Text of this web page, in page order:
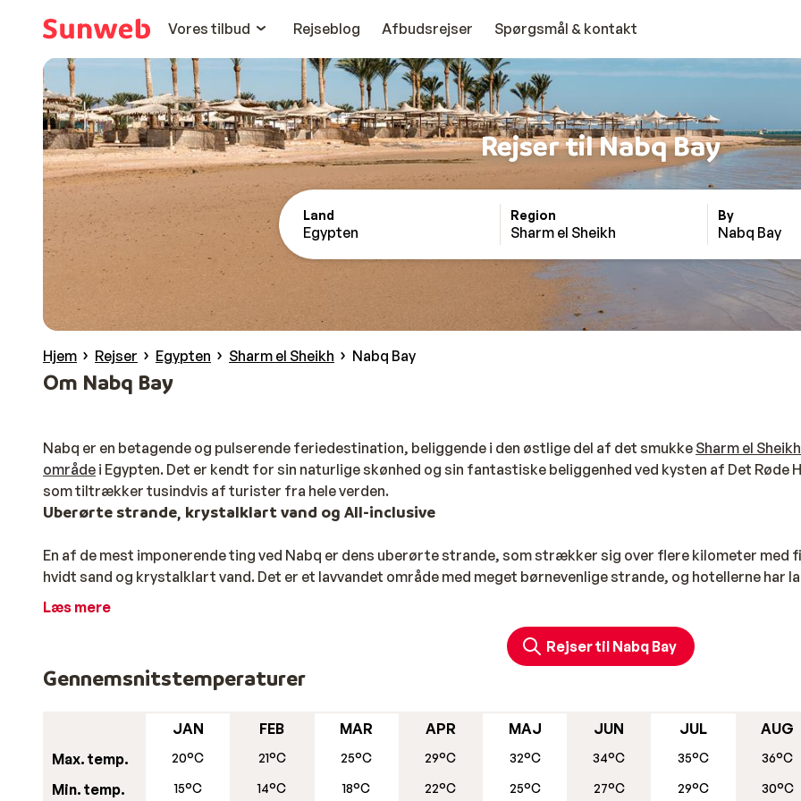
Vores tilbud
Rejseblog Afbudsrejser Spørgsmål & kontakt
Rejser til Nabq Bay
Land
Egypten
Region
Sharm el Sheikh
By
Nabq Bay
Hjem Rejser Egypten Sharm el Sheikh Nabq Bay
Om Nabq Bay
Nabq er en betagende og pulserende feriedestination, beliggende i den østlige del af det smukke Sharm el
område i Egypten. Det er kendt for sin naturlige skønhed og sin fantastiske beliggenhed ved kysten af ​​Det Røde
som tiltrækker tusindvis af turister fra hele verden.
Uberørte strande, krystalklart vand og All-inclusive
En af de mest imponerende ting ved Nabq er dens uberørte strande, som strækker sig over flere kilometer med
hvidt sand og krystalklart vand. Det er et lavvandet område med meget børnevenlige strande, og hotellerne har
badebroer henover det flade stykke og ud til koralrevet, hvor der åbner sig en ny verden med masser af farverige
, såsom snorkling, dykning og kitesurfing.
Når det kommer til overnatningsmuligheder, er der et stort udvalg af hoteller og feriesteder i Nabq, der passer til
rejsende. Du behøver ikke lede længe efter en rejse til Egypten med All-inclusive.
Hvis du trænger til lidt afveksling fra de flotte strande, er der masser af andre aktiviteter og seværdigheder i
Læs mere
Rejser til Nabq Bay
Gennemsnitstemperaturer
Max. temp.
Min. temp.
JAN
20°C
15°C
FEB
21°C
14°C
MAR
25°C
18°C
APR
29°C
22°C
MAJ
32°C
25°C
JUN
34°C
27°C
JUL
35°C
29°C
AUG
36°C
30°C